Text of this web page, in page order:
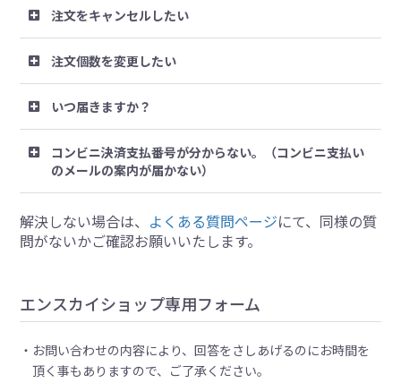
注文をキャンセルしたい
注文個数を変更したい
いつ届きますか？
コンビニ決済支払番号が分からない。（コンビニ支払い
のメールの案内が届かない）
解決しない場合は、 よくある質問ページにて、同様の質
問がないかご確認お願いいたします。
エンスカイショップ専用フォーム
お問い合わせの内容により、回答をさしあげるのにお時間を
頂く事もありますので、ご了承ください。